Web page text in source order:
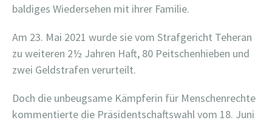
baldiges Wiedersehen mit ihrer Familie.
Am 23. Mai 2021 wurde sie vom Strafgericht Teheran
zu weiteren 2½ Jahren Haft, 80 Peitschenhieben und
zwei Geldstrafen verurteilt.
Doch die unbeugsame Kämpferin für Menschenrechte
kommentierte die Präsidentschaftswahl vom 18. Juni